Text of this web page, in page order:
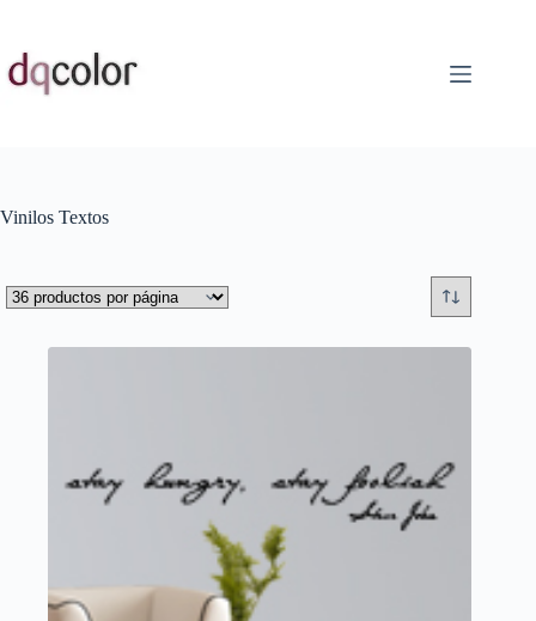
contenido
Vinilos Textos